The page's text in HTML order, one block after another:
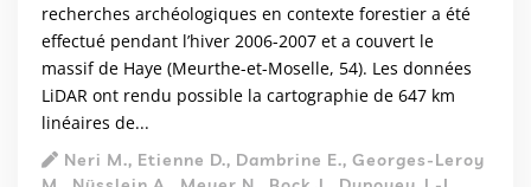
recherches archéologiques en contexte forestier a été
effectué pendant l’hiver 2006-2007 et a couvert le
massif de Haye (Meurthe-et-Moselle, 54). Les données
LiDAR ont rendu possible la cartographie de 647 km
linéaires de...
Neri M., Etienne D., Dambrine E., Georges-Leroy